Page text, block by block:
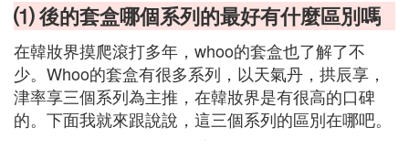
⑴ 後的套盒哪個系列的最好有什麼區別嗎
在韓妝界摸爬滾打多年，whoo的套盒也了解了不
少。Whoo的套盒有很多系列，以天氣丹，拱辰享，
津率享三個系列為主推，在韓妝界是有很高的口碑
的。下面我就來跟說說，這三個系列的區別在哪吧。